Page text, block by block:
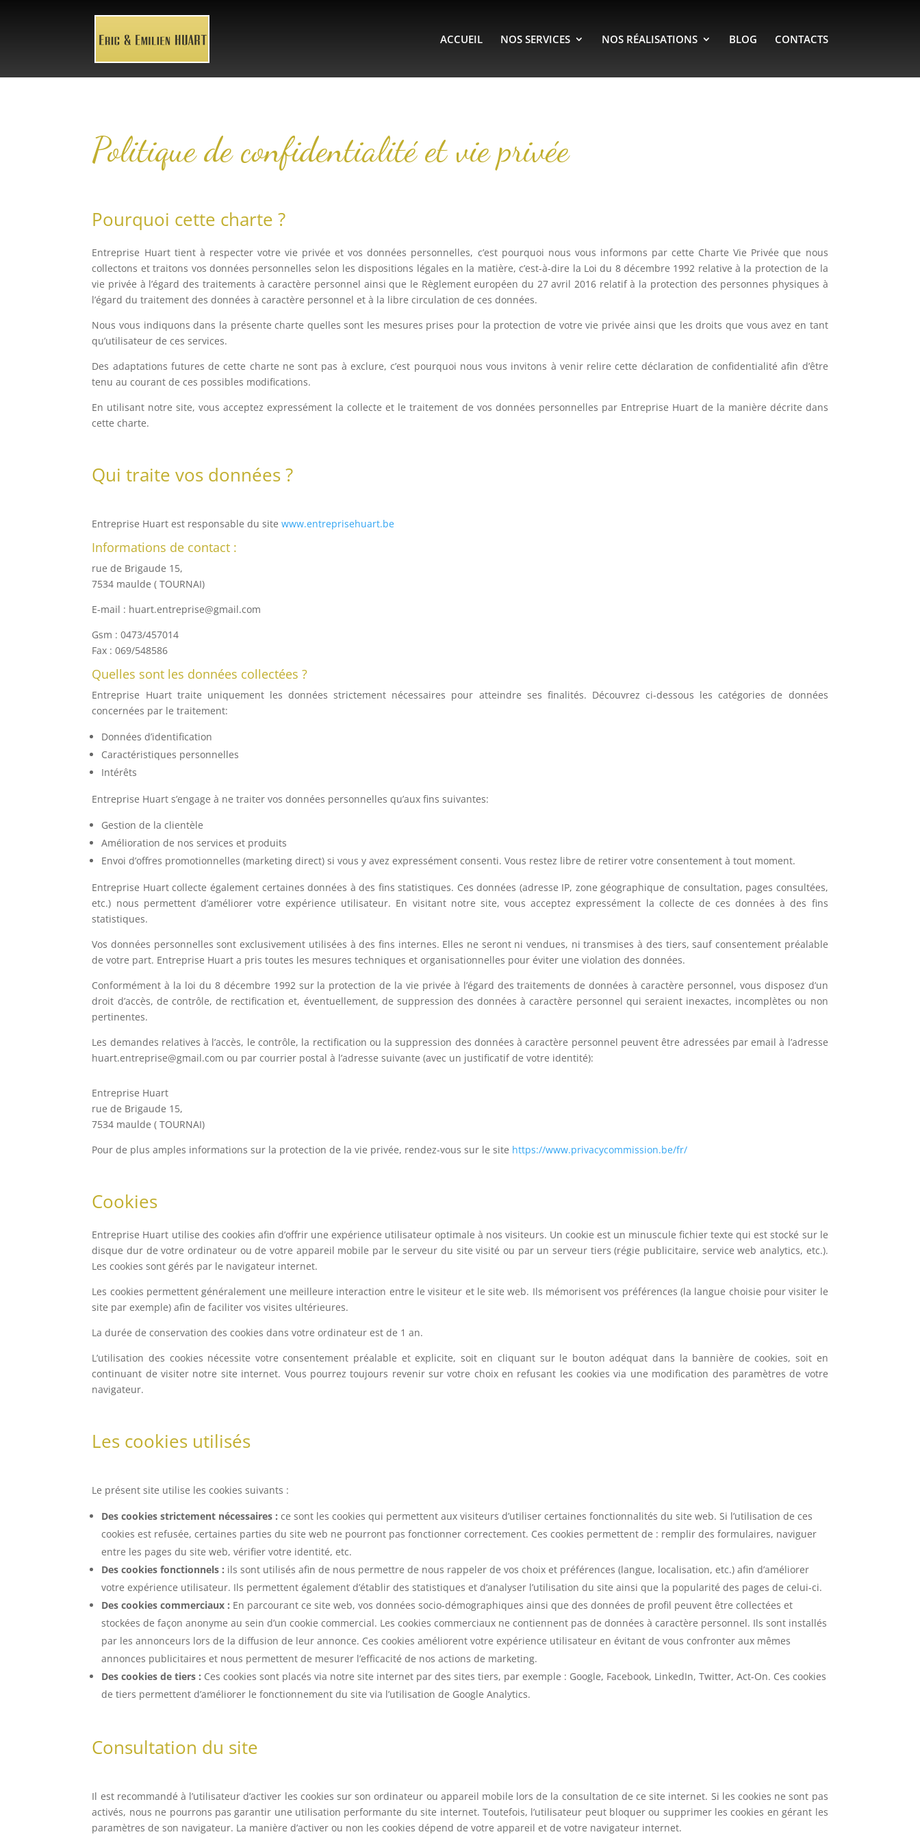
ACCUEIL NOS SERVICES NOS RÉALISATIONS BLOG CONTACTS
Politique de confidentialité et vie privée
Pourquoi cette charte ?
Entreprise Huart tient à respecter votre vie privée et vos données personnelles, c’est pourquoi nous vous informons par cette Charte Vie Privée que nous
collectons et traitons vos données personnelles selon les dispositions légales en la matière, c’est-à-dire la Loi du 8 décembre 1992 relative à la protection de la
vie privée à l’égard des traitements à caractère personnel ainsi que le Règlement européen du 27 avril 2016 relatif à la protection des personnes physiques à
l’égard du traitement des données à caractère personnel et à la libre circulation de ces données.
Nous vous indiquons dans la présente charte quelles sont les mesures prises pour la protection de votre vie privée ainsi que les droits que vous avez en tant
qu’utilisateur de ces services.
Des adaptations futures de cette charte ne sont pas à exclure, c’est pourquoi nous vous invitons à venir relire cette déclaration de confidentialité afin d’être
tenu au courant de ces possibles modifications.
En utilisant notre site, vous acceptez expressément la collecte et le traitement de vos données personnelles par Entreprise Huart de la manière décrite dans
cette charte.
Qui traite vos données ?
Entreprise Huart est responsable du sitewww.entreprisehuart.be
Informations de contact :
rue de Brigaude 15,
7534 maulde ( TOURNAI)
E-mail : huart.entreprise@gmail.com
Gsm : 0473/457014
Fax : 069/548586
Quelles sont les données collectées ?
Entreprise Huart traite uniquement les données strictement nécessaires pour atteindre ses finalités. Découvrez ci-dessous les catégories de données
concernées par le traitement:
Données d’identification
Caractéristiques personnelles
Intérêts
Entreprise Huart s’engage à ne traiter vos données personnelles qu’aux fins suivantes:
Gestion de la clientèle
Amélioration de nos services et produits
Envoi d’offres promotionnelles (marketing direct) si vous y avez expressément consenti. Vous restez libre de retirer votre consentement à tout moment.
Entreprise Huart collecte également certaines données à des fins statistiques. Ces données (adresse IP, zone géographique de consultation, pages consultées,
etc.) nous permettent d’améliorer votre expérience utilisateur. En visitant notre site, vous acceptez expressément la collecte de ces données à des fins
statistiques.
Vos données personnelles sont exclusivement utilisées à des fins internes. Elles ne seront ni vendues, ni transmises à des tiers, sauf consentement préalable
de votre part. Entreprise Huart a pris toutes les mesures techniques et organisationnelles pour éviter une violation des données.
Conformément à la loi du 8 décembre 1992 sur la protection de la vie privée à l’égard des traitements de données à caractère personnel, vous disposez d’un
droit d’accès, de contrôle, de rectification et, éventuellement, de suppression des données à caractère personnel qui seraient inexactes, incomplètes ou non
pertinentes.
Les demandes relatives à l’accès, le contrôle, la rectification ou la suppression des données à caractère personnel peuvent être adressées par email à l’adresse
huart.entreprise@gmail.com ou par courrier postal à l’adresse suivante (avec un justificatif de votre identité):
Entreprise Huart
rue de Brigaude 15,
7534 maulde ( TOURNAI)
Pour de plus amples informations sur la protection de la vie privée, rendez-vous sur le site https://www.privacycommission.be/fr/
Cookies
Entreprise Huart utilise des cookies afin d’offrir une expérience utilisateur optimale à nos visiteurs. Un cookie est un minuscule fichier texte qui est stocké sur le
disque dur de votre ordinateur ou de votre appareil mobile par le serveur du site visité ou par un serveur tiers (régie publicitaire, service web analytics, etc.).
Les cookies sont gérés par le navigateur internet.
Les cookies permettent généralement une meilleure interaction entre le visiteur et le site web. Ils mémorisent vos préférences (la langue choisie pour visiter le
site par exemple) afin de faciliter vos visites ultérieures.
La durée de conservation des cookies dans votre ordinateur est de 1 an.
L’utilisation des cookies nécessite votre consentement préalable et explicite, soit en cliquant sur le bouton adéquat dans la bannière de cookies, soit en
continuant de visiter notre site internet. Vous pourrez toujours revenir sur votre choix en refusant les cookies via une modification des paramètres de votre
navigateur.
Les cookies utilisés
Le présent site utilise les cookies suivants :
Des cookies strictement nécessaires : ce sont les cookies qui permettent aux visiteurs d’utiliser certaines fonctionnalités du site web. Si l’utilisation de ces
cookies est refusée, certaines parties du site web ne pourront pas fonctionner correctement. Ces cookies permettent de : remplir des formulaires, naviguer
entre les pages du site web, vérifier votre identité, etc.
Des cookies fonctionnels : ils sont utilisés afin de nous permettre de nous rappeler de vos choix et préférences (langue, localisation, etc.) afin d’améliorer
votre expérience utilisateur. Ils permettent également d’établir des statistiques et d’analyser l’utilisation du site ainsi que la popularité des pages de celui-ci.
Des cookies commerciaux : En parcourant ce site web, vos données socio-démographiques ainsi que des données de profil peuvent être collectées et
stockées de façon anonyme au sein d’un cookie commercial. Les cookies commerciaux ne contiennent pas de données à caractère personnel. Ils sont installés
par les annonceurs lors de la diffusion de leur annonce. Ces cookies améliorent votre expérience utilisateur en évitant de vous confronter aux mêmes
annonces publicitaires et nous permettent de mesurer l’efficacité de nos actions de marketing.
Des cookies de tiers : Ces cookies sont placés via notre site internet par des sites tiers, par exemple : Google, Facebook, LinkedIn, Twitter, Act-On. Ces cookies
de tiers permettent d’améliorer le fonctionnement du site via l’utilisation de Google Analytics.
Consultation du site
Il est recommandé à l’utilisateur d’activer les cookies sur son ordinateur ou appareil mobile lors de la consultation de ce site internet. Si les cookies ne sont pas
activés, nous ne pourrons pas garantir une utilisation performante du site internet. Toutefois, l’utilisateur peut bloquer ou supprimer les cookies en gérant les
paramètres de son navigateur. La manière d’activer ou non les cookies dépend de votre appareil et de votre navigateur internet.